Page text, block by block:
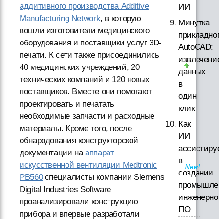
аддитивного производства Additive
Manufacturing Network, в которую
вошли изготовители медицинского
оборудования и поставщики услуг 3D-
печати. К сети также присоединились
40 медицинских учреждений, 20
технических компаний и 120 новых
поставщиков. Вместе они помогают
проектировать и печатать
необходимые запчасти и расходные
материалы. Кроме того, после
обнародования конструкторской
документации нааппарат
искусственной вентиляции Medtronic
PB560специалисты компании Siemens
Digital Industries Software
проанализировали конструкцию
прибора и впервые разработали
ИИ
Минутка
AutoCAD:
данных
в
один
клик
Как
ИИ
в
создании
ПО